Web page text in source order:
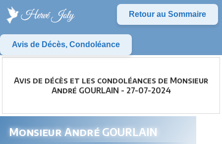
Retour au Sommaire
Avis de Décès, Condoléance
Avis de décès et les condoléances de Monsieur
André GOURLAIN - 27-07-2024
Monsieur André GOURLAIN